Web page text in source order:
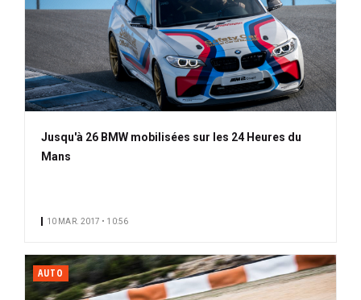
Jusqu'à 26 BMW mobilisées sur les 24 Heures du
Mans
10 MAR. 2017 • 10:56
AUTO